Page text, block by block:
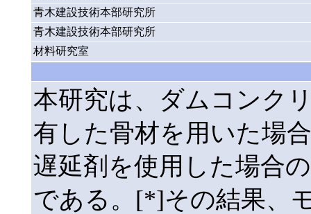
青木建設技術本部研究所
青木建設技術本部研究所
材料研究室
本研究は、ダムコンク
有した骨材を用いた場
遅延剤を使用した場合
である。[*]その結果、